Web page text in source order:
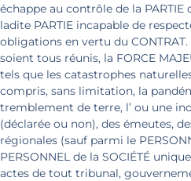
échappe au contrôle de la PARTIE
ladite PARTIE incapable de
obligations en vertu du
soient tous réunis, la FORCE
tels que les catastrophes
compris, sans limitation, la
tremblement de terre, l’ ou une
(déclarée ou non), des émeutes,
régionales (sauf parmi le
PERSONNEL de la SOCIÉTÉ
actes de tout tribunal,